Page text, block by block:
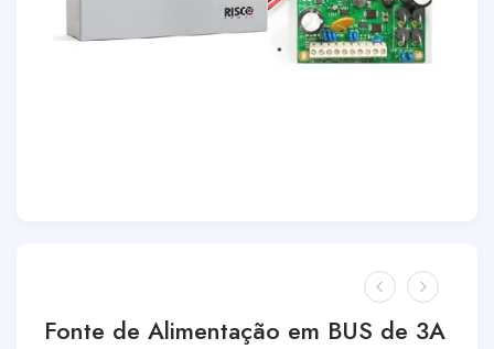
Fonte de Alimentação em BUS de 3A